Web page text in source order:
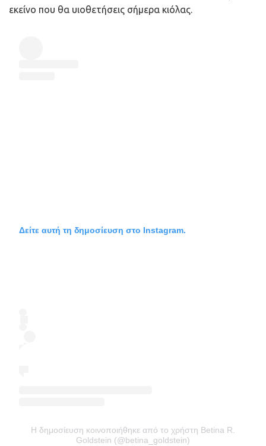
εκείνο που θα υιοθετήσεις σήμερα κιόλας.
Δείτε αυτή τη δημοσίευση στο Instagram.
Η δημοσίευση κοινοποιήθηκε από το χρήστη Betina R.
Goldstein (@betina_goldstein)